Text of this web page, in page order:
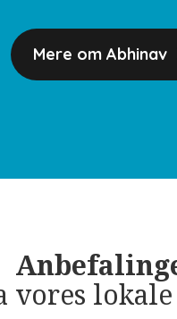
Mere om Abhinav
vores